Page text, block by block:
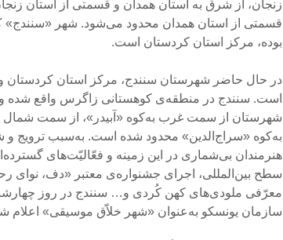
زنجان، از شرق به استان همدان و قسمتی از استان
بوده، مرکز استان کردستان است.
در حال حاضر شهرستان سنندج، مرکز استان کردستان
است. سنندج در منطقه‌ی کوهستانی زاگرس واقع شده
شهرستان از سمت غرب به‌کوه «آبیدر»، از سمت
به‌کوه «سراج‌الدین» محدود شده است. به‌سبب ترویج
هنرمندان بی‌شماری در این زمینه و فعّالیّت‌های
سطح بین‌المللی، اجرای جشنواره‌‌ی معتبر «دف، نوای
سازمان یونسکو به‌عنوان «شهر خلاّق موسیقی» اعلام